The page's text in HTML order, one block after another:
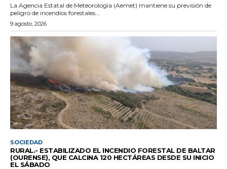
La Agencia Estatal de Meteorología (Aemet) mantiene su previsión de
peligro de incendios forestales...
9 agosto, 2026
SOCIEDAD
RURAL.- ESTABILIZADO EL INCENDIO FORESTAL DE BALTAR
(OURENSE), QUE CALCINA 120 HECTÁREAS DESDE SU INICIO
EL SÁBADO